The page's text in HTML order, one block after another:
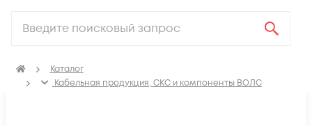
Каталог
Кабельная продукция, СКС и компоненты ВОЛС